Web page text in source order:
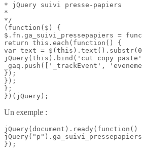
* jQuery suivi presse-papiers
*
*/
(function($) {
$.fn.ga_suivi_pressepapiers =
return this.each(function() {
var text =
jQuery(this).bind('cut copy
_gaq.push(['_trackEvent',
});
});
};
})(jQuery);
Un exemple :
jQuery(document).ready(function()
});